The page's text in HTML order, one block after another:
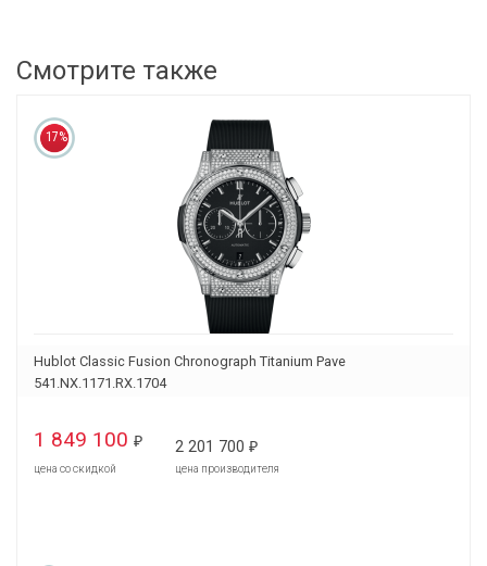
Смотрите также
17%
Hublot Classic Fusion Chronograph Titanium Pave
541.NX.1171.RX.1704
1 849 100 ₽
цена со скидкой
2 201 700 ₽
цена производителя